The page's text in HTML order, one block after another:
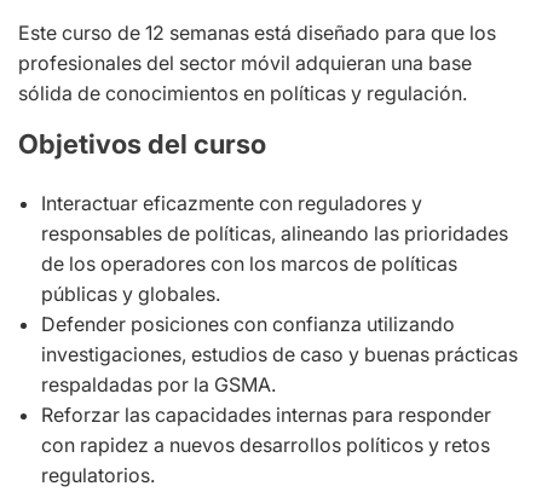
Este curso de 12 semanas está diseñado para que los
profesionales del sector móvil adquieran una base
sólida de conocimientos en políticas y regulación.
Objetivos del curso
Interactuar eficazmente con reguladores y
responsables de políticas, alineando las prioridades
de los operadores con los marcos de políticas
públicas y globales.
Defender posiciones con confianza utilizando
investigaciones, estudios de caso y buenas prácticas
respaldadas por la GSMA.
Reforzar las capacidades internas para responder
con rapidez a nuevos desarrollos políticos y retos
regulatorios.